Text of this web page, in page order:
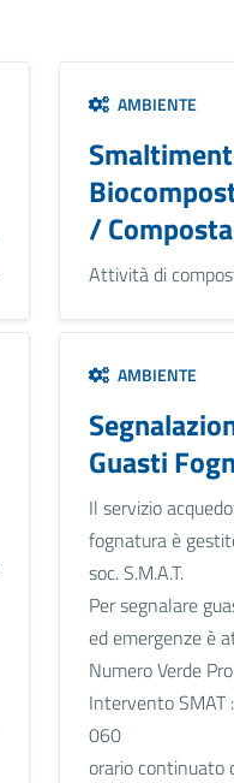
AMBIENTE
/
Attività di
AMBIENTE
Guasti
Il servizio
fognatura è
soc. S.M.A.T.
Per segnalare
ed emergenze è
Numero Verde
Intervento SMAT
060
orario continuato